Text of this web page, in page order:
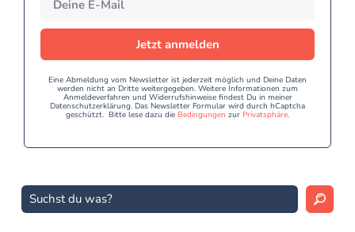
Jetzt anmelden
Eine Abmeldung vom Newsletter ist jederzeit möglich und Deine Daten
werden nicht an Dritte weitergegeben. Weitere Informationen zum
Anmeldeverfahren und Widerrufshinweise findest Du in meiner
Datenschutzerklärung. Das Newsletter Formular wird durch hCaptcha
geschützt. Bitte lese dazu die Bedingungen zur Privatsphäre.